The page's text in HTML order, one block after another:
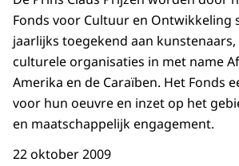
Fonds voor Cultuur en Ontwikkeling
jaarlijks toegekend aan
culturele organisaties in met name
Amerika en de Caraïben. Het Fonds
voor hun oeuvre en inzet op het
en maatschappelijk engagement.
22 oktober 2009